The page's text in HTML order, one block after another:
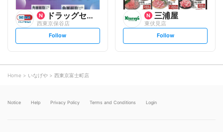
ドラッグセイムス
西東京保谷店
s
t
o
w
Follow
三浦屋
東伏見店
s
t
Follow
Home いなげや 西東京富士町店
Notice Help Privacy Policy Terms and Conditions Login